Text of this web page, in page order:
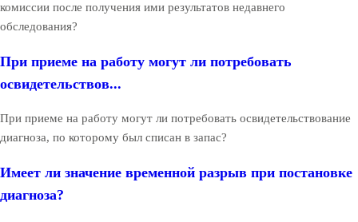
комиссии после получения ими результатов недавнего
обследования?
При приеме на работу могут ли потребовать
освидетельствов...
При приеме на работу могут ли потребовать освидетельствование
диагноза, по которому был списан в запас?
Имеет ли значение временной разрыв при постановке
диагноза?